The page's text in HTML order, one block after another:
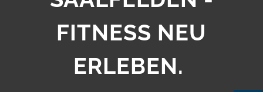
FITNESS NEU
ERLEBEN.